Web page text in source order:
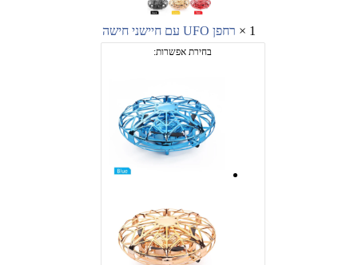
1
× רחפן UFO עם חיישני חישה
בחירת אפשרות: